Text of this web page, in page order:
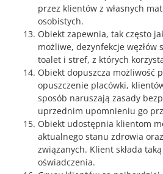
przez klientów z własnych
osobistych.
Obiekt zapewnia, tak często
możliwe, dezynfekcje węzłów
toalet i stref, z których
Obiekt dopuszcza możliwość
opuszczenie placówki,
sposób naruszają zasady
uprzednim upomnieniu go
Obiekt udostępnia klientom
aktualnego stanu zdrowia
związanych. Klient składa
oświadczenia.